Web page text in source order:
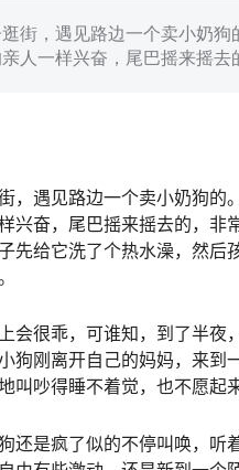
街，遇见路边一个卖小奶
人一样兴奋，尾巴摇来摇去
，遇见路边一个卖小奶狗的
兴奋，尾巴摇来摇去的，非
先给它洗了个热水澡，然
会很乖，可谁知，到了半夜
狗刚离开自己的妈妈，来
叫吵得睡不着觉，也不愿起
还是疯了似的不停叫唤，